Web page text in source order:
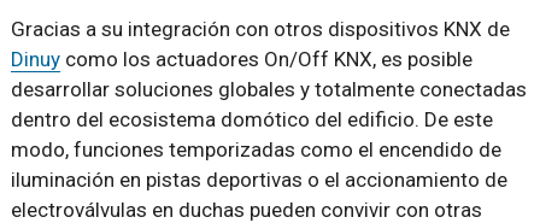
Gracias a su integración con otros dispositivos KNX de
Dinuycomo los actuadores On/Off KNX, es posible
desarrollar soluciones globales y totalmente conectadas
dentro del ecosistema domótico del edificio. De este
modo, funciones temporizadas como el encendido de
iluminación en pistas deportivas o el accionamiento de
electroválvulas en duchas pueden convivir con otras